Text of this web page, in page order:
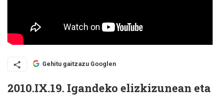
Gehitu gaitzazu Googlen
2010.IX.19. Igandeko elizkizunean eta